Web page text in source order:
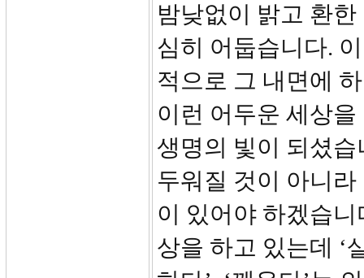
밤낮없이 밝고 환
심히 어둡습니다.
적으로 그 내면에
이런 어두운 세상
생명의 빛이 되셨
두워질 것이 아니
이 있어야 하겠습
상을 하고 있는데 ‘